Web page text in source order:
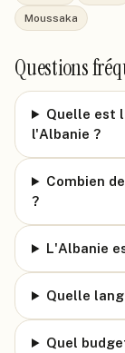
Moussaka
Questions
Quelle est
l'Albanie ?
Combien
?
L'Albanie
Quelle
Quel